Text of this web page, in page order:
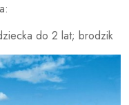
do 2 lat; brodzik